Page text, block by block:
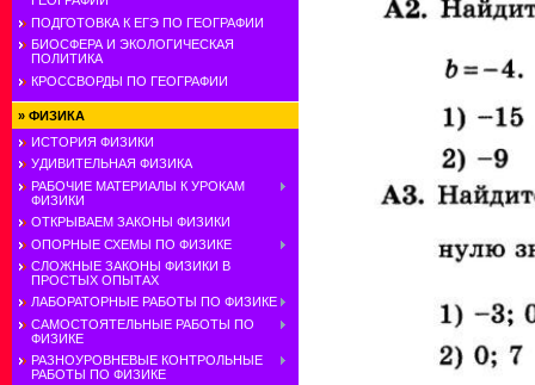
ПОДГОТОВКА К ЕГЭ ПО ГЕОГРАФИИ
БИОСФЕРА И ЭКОЛОГИЧЕСКАЯ
ПОЛИТИКА
КРОССВОРДЫ ПО ГЕОГРАФИИ
» ФИЗИКА
ИСТОРИЯ ФИЗИКИ
УДИВИТЕЛЬНАЯ ФИЗИКА
РАБОЧИЕ МАТЕРИАЛЫ К УРОКАМ
ФИЗИКИ
ОТКРЫВАЕМ ЗАКОНЫ ФИЗИКИ
ОПОРНЫЕ СХЕМЫ ПО ФИЗИКЕ
СЛОЖНЫЕ ЗАКОНЫ ФИЗИКИ В
ПРОСТЫХ ОПЫТАХ
ЛАБОРАТОРНЫЕ РАБОТЫ ПО ФИЗИКЕ
САМОСТОЯТЕЛЬНЫЕ РАБОТЫ ПО
ФИЗИКЕ
РАЗНОУРОВНЕВЫЕ КОНТРОЛЬНЫЕ
РАБОТЫ ПО ФИЗИКЕ